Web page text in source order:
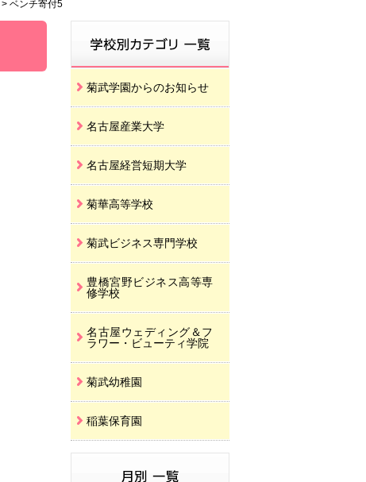
> ベンチ寄付5
菊武学園からのお知らせ
名古屋産業大学
名古屋経営短期大学
菊華高等学校
菊武ビジネス専門学校
豊橋宮野ビジネス高等専
修学校
名古屋ウェディング＆フ
ラワー・ビューティ学院
菊武幼稚園
稲葉保育園